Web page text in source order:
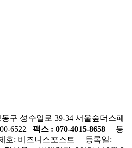
구 성수일로 39-34 서울숲더스페
6522 팩스 : 070-4015-8658 등
호: 비즈니스포스트 등록일: